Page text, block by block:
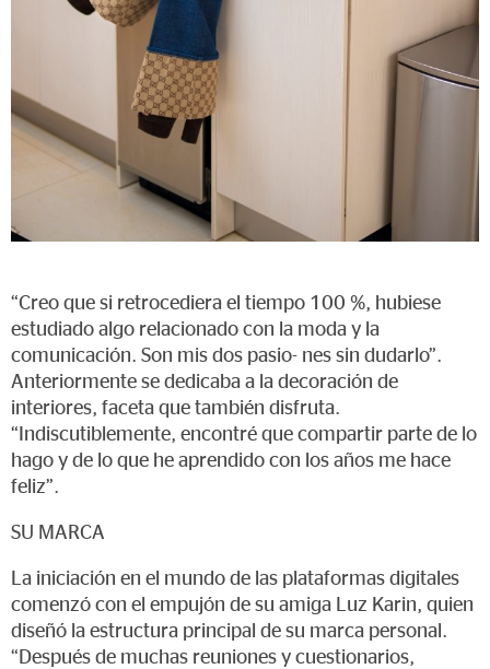
“Creo que si retrocediera el tiempo 100 %, hubiese
estudiado algo relacionado con la moda y la
comunicación. Son mis dos pasio- nes sin dudarlo”.
Anteriormente se dedicaba a la decoración de
interiores, faceta que también disfruta.
“Indiscutiblemente, encontré que compartir parte de lo
hago y de lo que he aprendido con los años me hace
feliz”.
SU MARCA
La iniciación en el mundo de las plataformas digitales
comenzó con el empujón de su amiga Luz Karin, quien
diseñó la estructura principal de su marca personal.
“Después de muchas reuniones y cuestionarios,